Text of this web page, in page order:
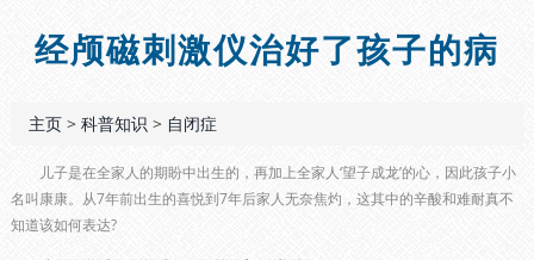
经颅磁刺激仪治好了孩子的病
主页 > 科普知识 > 自闭症
儿子是在全家人的期盼中出生的，再加上全家人‘望子成龙’的心，因此孩子小
名叫康康。从7年前出生的喜悦到7年后家人无奈焦灼，这其中的辛酸和难耐真不
知道该如何表达?